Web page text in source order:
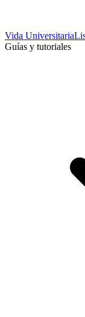
Vida Universitaria
Guías y tutoriales